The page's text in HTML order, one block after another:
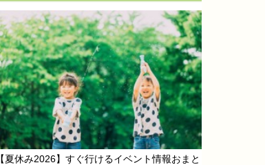
【夏休み2026】すぐ行けるイベント情報おまと